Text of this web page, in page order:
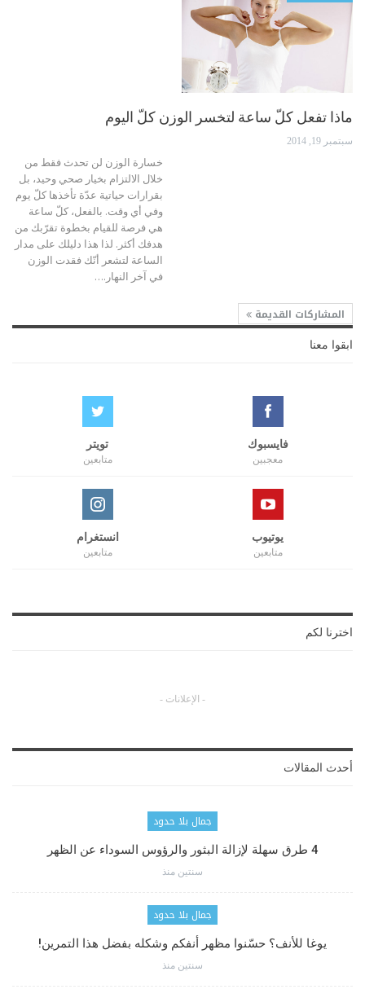
ماذا تفعل كلّ ساعة لتخسر الوزن كلّ اليوم
سبتمبر 19, 2014
خسارة الوزن لن تحدث فقط من
خلال الالتزام بخيار صحي وحيد، بل
بقرارات حياتية عدّة تأخذها كلّ يوم
وفي أي وقت. بالفعل، كلّ ساعة
هي فرصة للقيام بخطوة تقرّبك من
هدفك أكثر. لذا هذا دليلك على مدار
الساعة لتشعر أنّك فقدت الوزن
في آخر النهار.…
المشاركات القديمة
ابقوا معنا
فايسبوك
معجبين
تويتر
متابعين
يوتيوب
متابعين
انستغرام
متابعين
اخترنا لكم
- الإعلانات -
أحدث المقالات
جمال بلا حدود
4 طرق سهلة لإزالة البثور والرؤوس السوداء عن الظهر
سنتين منذ
جمال بلا حدود
يوغا للأنف؟ حسّنوا مظهر أنفكم وشكله بفضل هذا التمرين!
سنتين منذ